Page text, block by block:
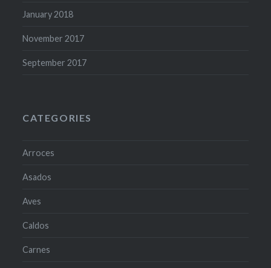
January 2018
November 2017
September 2017
CATEGORIES
Arroces
Asados
Aves
Caldos
Carnes